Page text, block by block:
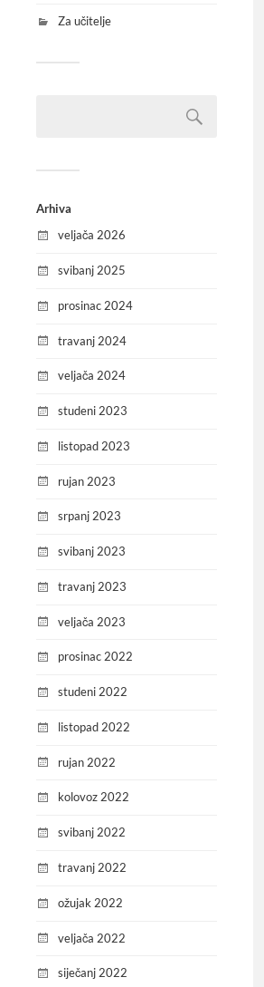
Za učitelje
Arhiva
veljača 2026
svibanj 2025
prosinac 2024
travanj 2024
veljača 2024
studeni 2023
listopad 2023
rujan 2023
srpanj 2023
svibanj 2023
travanj 2023
veljača 2023
prosinac 2022
studeni 2022
listopad 2022
rujan 2022
kolovoz 2022
svibanj 2022
travanj 2022
ožujak 2022
veljača 2022
siječanj 2022